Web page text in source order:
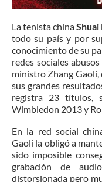
La tenista chinaShuai
todo su país y por
conocimiento de su
redes sociales
ministro Zhang Gaoli,
sus grandes
registra 23 títulos,
Wimbledon 2013 y
En la red social
Gaoli la obligó a
sido imposible
grabación de
distorsionada pero